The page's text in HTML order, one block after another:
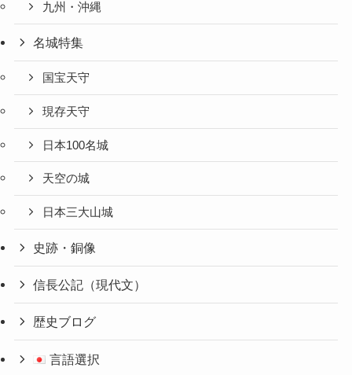
九州・沖縄
名城特集
国宝天守
現存天守
日本100名城
天空の城
日本三大山城
史跡・銅像
信長公記（現代文）
歴史ブログ
言語選択